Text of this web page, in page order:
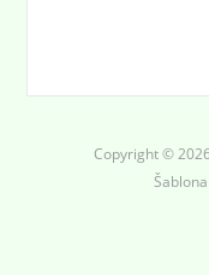
Copyright ©